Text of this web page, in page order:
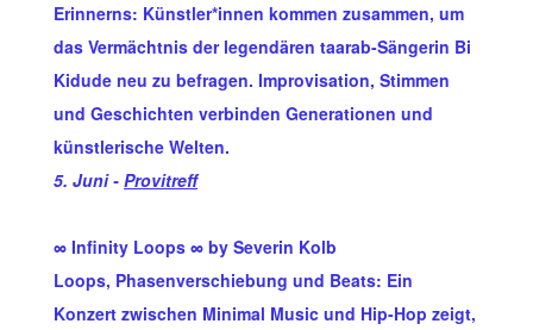
Erinnerns: Künstler*innen kommen zusammen, um
das Vermächtnis der legendären taarab-Sängerin Bi
Kidude neu zu befragen. Improvisation, Stimmen
und Geschichten verbinden Generationen und
künstlerische Welten.
5. Juni - Provitreff
∞ Infinity Loops ∞ by Severin Kolb
Loops, Phasenverschiebung und Beats: Ein
Konzert zwischen Minimal Music und Hip-Hop zeigt,